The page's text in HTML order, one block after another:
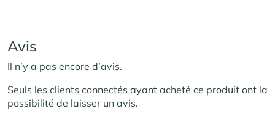
Avis
Il n’y a pas encore d’avis.
Seuls les clients connectés ayant acheté ce produit ont la
possibilité de laisser un avis.